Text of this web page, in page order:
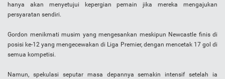
hanya akan menyetujui kepergian pemain jika mereka mengajukan
persyaratan sendiri.
Gordon menikmati musim yang mengesankan meskipun Newcastle finis di
posisi ke-12 yang mengecewakan di Liga Premier, dengan mencetak 17 gol di
semua kompetisi.
Namun, spekulasi seputar masa depannya semakin intensif setelah ia